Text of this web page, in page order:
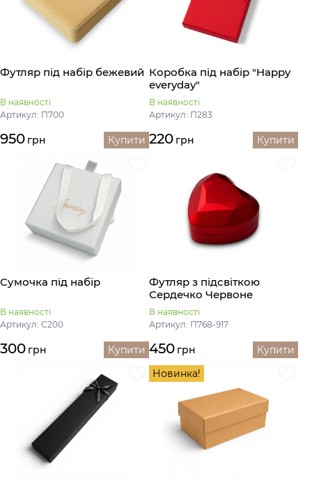
Футляр під набір бежевий
В наявності
Артикул: П700
950 грн Купити
Коробка під набір "Happy
everyday"
В наявності
Артикул: П283
220 грн Купити
Сумочка під набір
В наявності
Артикул: С200
300 грн Купити
Футляр з підсвіткою
Сердечко Червоне
В наявності
Артикул: П768-917
450 грн Купити
Новинка!